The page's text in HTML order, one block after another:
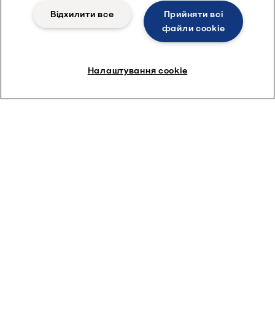
Reduced maturation time (no need to wait for yeast to
Прийняти всі
файли сookie
Відхилити все
Налаштування cookie